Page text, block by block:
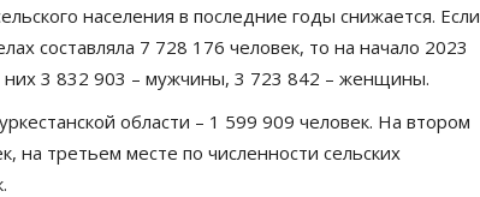
населения в последние годы снижается. Если
составляла 7 728 176 человек, то на начало 2023
них 3 832 903 – мужчины, 3 723 842 – женщины.
области – 1 599 909 человек. На втором
на третьем месте по численности сельских